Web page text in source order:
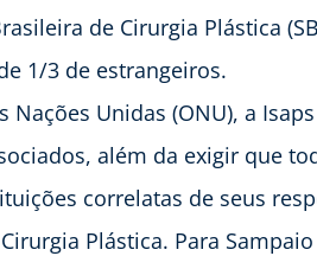
de Cirurgia Plástica
1/3 de estrangeiros.
Unidas (ONU), a
além da exigir que
correlatas de seus
Plástica. Para Sampaio